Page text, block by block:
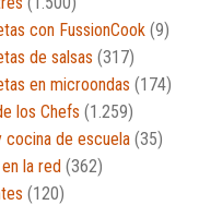
con FussionCook (9)
de salsas (317)
en microondas (174)
los Chefs (1.259)
cocina de escuela (35)
la red (362)
(120)